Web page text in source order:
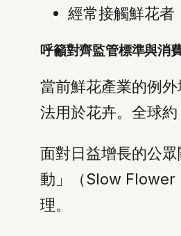
經常接觸鮮花者
呼籲對齊監管標準與消
當前鮮花產業的例
法用於花卉。全球
面對日益增長的公
動」（Slow Flower
理。